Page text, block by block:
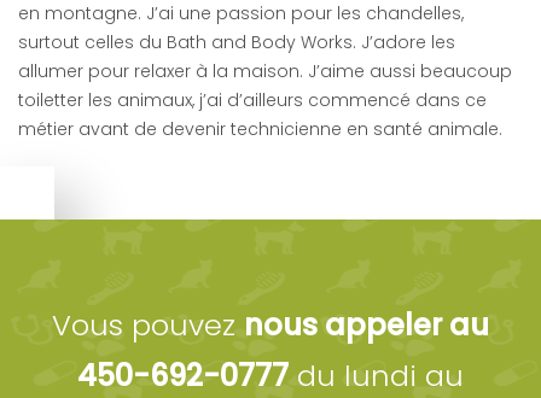
en montagne. J’ai une passion pour les chandelles,
surtout celles du Bath and Body Works. J’adore les
allumer pour relaxer à la maison. J’aime aussi beaucoup
toiletter les animaux, j’ai d’ailleurs commencé dans ce
métier avant de devenir technicienne en santé animale.
Vous pouvez nous appeler au
450-692-0777 du lundi au